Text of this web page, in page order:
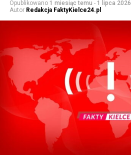
Opublikowano 1 miesiąc temu - 1 lipca 2026
Autor Redakcja FaktyKielce24.pl